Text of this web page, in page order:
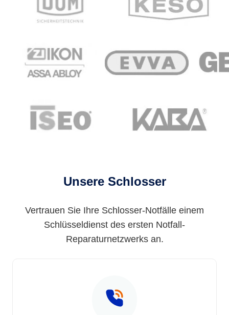
Unsere Schlosser
Vertrauen Sie Ihre Schlosser-Notfälle einem
Schlüsseldienst des ersten Notfall-
Reparaturnetzwerks an.